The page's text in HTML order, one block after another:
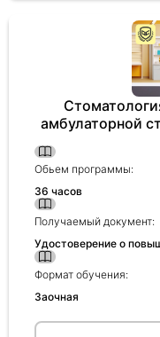
амбулаторной
Обьем программы:
36 часов
Получаемый документ:
Удостоверение о
Формат обучения:
Заочная